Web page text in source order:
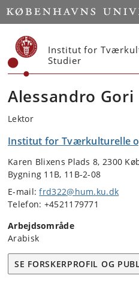
Start
Institut for
Studier
Alessandro Gori
Lektor
Institut for Tværkulturelle
Karen Blixens Plads 8, 2300
Bygning 11B, 11B-2-08
E-mail:frd322@hum.ku.dk
Telefon: +4521179771
Arbejdsområde
Arabisk
SE FORSKERPROFIL OG